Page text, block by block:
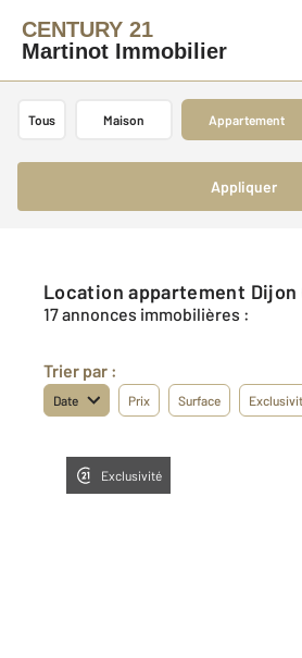
CENTURY 21
Martinot Immobilier
Tous Maison Appartement
Appliquer
Location appartement Dijon
17 annonces immobilières :
Trier par :
Date Prix Surface
Exclusivité